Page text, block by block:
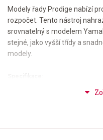
Modely řady Prodige nabízí
rozpočet. Tento nástroj
srovnatelný s modelem
stejné, jako vyšší třídy a
modely.